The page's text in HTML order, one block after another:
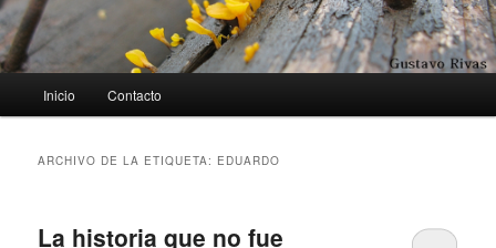
principal
Inicio Contacto
ARCHIVO DE LA ETIQUETA: EDUARDO
La historia que no fue